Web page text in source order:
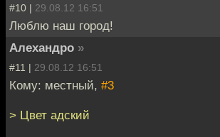
#10 | 29.08.12 16:51
Люблю наш город!
Алехандро »
#11 | 29.08.12 16:51
Кому: местный, #3
> Цвет адский